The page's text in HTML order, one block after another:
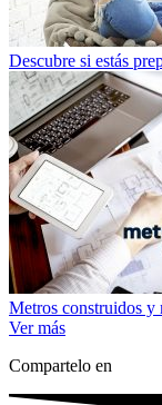
Descubre si estás
Metros construidos y
Ver más
Compartelo en